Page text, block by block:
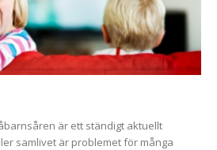
är ett ständigt aktuellt
samlivet är problemet för många